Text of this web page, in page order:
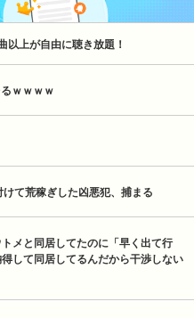
上が自由に聴き放題！
ｗｗｗｗ
けて荒稼ぎした凶悪犯、捕まる
メと同居してたのに「早く出て行
して同居してるんだから干渉しない